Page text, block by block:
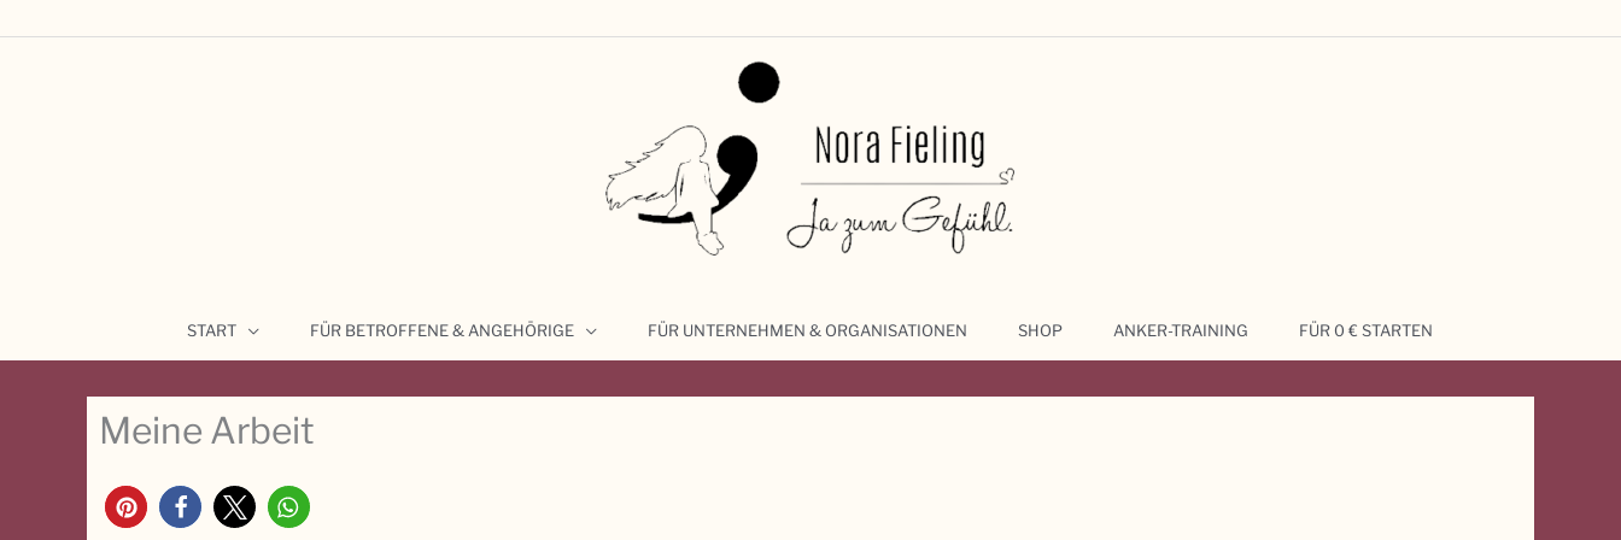
Inhalt
START FÜR BETROFFENE & ANGEHÖRIGE FÜR UNTERNEHMEN & ORGANISATIONEN SHOP ANKER-TRAINING FÜR 0 € STARTEN
Meine Arbeit